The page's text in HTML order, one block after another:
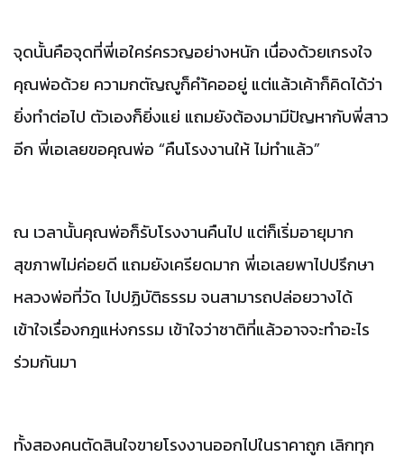
จุดนั้นคือจุดที่พี่เอใคร่ครวญอย่างหนัก เนื่องด้วยเกรงใจ
คุณพ่อด้วย ความกตัญญูก็คำ้คออยู่ แต่แล้วเค้าก็คิดได้ว่า
ยิ่งทำต่อไป ตัวเองก็ยิ่งแย่ แถมยังต้องมามีปัญหากับพี่สาว
อีก พี่เอเลยขอคุณพ่อ “คืนโรงงานให้ ไม่ทำแล้ว”
ณ เวลานั้นคุณพ่อก็รับโรงงานคืนไป แต่ก็เริ่มอายุมาก
สุขภาพไม่ค่อยดี แถมยังเครียดมาก พี่เอเลยพาไปปรึกษา
หลวงพ่อที่วัด ไปปฏิบัติธรรม จนสามารถปล่อยวางได้
เข้าใจเรื่องกฎแห่งกรรม เข้าใจว่าชาติที่แล้วอาจจะทำอะไร
ร่วมกันมา
ทั้งสองคนตัดสินใจขายโรงงานออกไปในราคาถูก เลิกทุก